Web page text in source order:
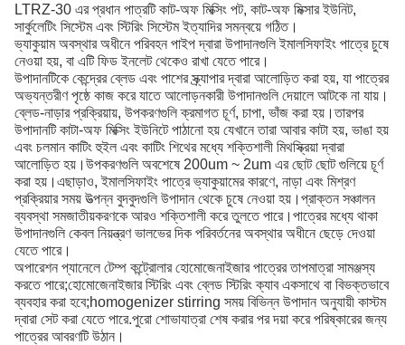
LTRZ-30 এর প্রধান পাত্রটি কাট-অফ মিক্সিং পট, কাট-অফ মিক্সার ইউনিট,
সার্কুলেটিং সিস্টেম এবং স্টিরিং সিস্টেম ইত্যাদির সমন্বয়ে গঠিত।
ভ্যাকুয়াম অবস্থার অধীনে পরিবহন পাইপ দ্বারা উপাদানগুলি ইমালসিফাইং পাত্রে চুষে
নেওয়া হয়, বা এটি ফিড ইনলেট থেকেও রাখা যেতে পারে।
উপাদানটিকে কেন্দ্রের ব্লেড এবং পাশের স্ক্র্যাপার দ্বারা আলোড়িত করা হয়, যা পাত্রের
অভ্যন্তরীণ পৃষ্ঠে কাজ করে যাতে আলোড়নকারী উপাদানগুলি দেয়ালে আটকে না যায়।
ব্লেড-নাড়ার প্রক্রিয়ায়, উপকরণগুলি ক্রমাগত চূর্ণ, চাপা, ভাঁজ করা হয়।তারপর
উপাদানটি কাটা-অফ মিক্সিং ইউনিটে পাঠানো হয় যেখানে তারা আবার কাটা হয়, ভাঙা হয়
এবং চলমান কাটিং হুইল এবং কাটিং শিথের মধ্যে শক্তিশালী মিথস্ক্রিয়া দ্বারা
আলোড়িত হয়।উপকরণগুলি অবশেষে 200um ~ 2um এর ছোট ছোট গুলিয়ে চূর্ণ
করা হয়।এছাড়াও, ইমালসিফাইং পাত্রে ভ্যাকুয়ামের কারণে, নাড়া এবং মিশ্রণ
প্রক্রিয়ার সময় উত্পন্ন বুদবুদগুলি উপাদান থেকে চুষে নেওয়া হয়।প্রাক্তন সঞ্চালন
ব্যবস্থা সমজাতীয়করণকে আরও শক্তিশালী করে তুলতে পারে।পাত্রের মধ্যে থাকা
উপাদানগুলি কেবল নিয়ন্ত্রণ ভালভের দিক পরিবর্তনের অবস্থার অধীনে ছেড়ে দেওয়া
যেতে পারে।
অপারেশন প্যানেলে টেম্প কন্ট্রোলার হোমোজেনাইজার পাত্রের তাপমাত্রা সামঞ্জস্য
করতে পারে;হোমোজেনাইজার স্টিরিং এবং ব্লেড স্টিরিং ক্যাব একসাথে বা বিভক্তভাবে
ব্যবহার করা হবে;homogenizer stirring সময় বিভিন্ন উপাদান অনুযায়ী কাস্টম
দ্বারা সেট করা যেতে পারে.পুরো শোভাযাত্রা শেষ করার পর দয়া করে পরিষ্কারের জন্য
পাত্রের আবরণটি উঠান।